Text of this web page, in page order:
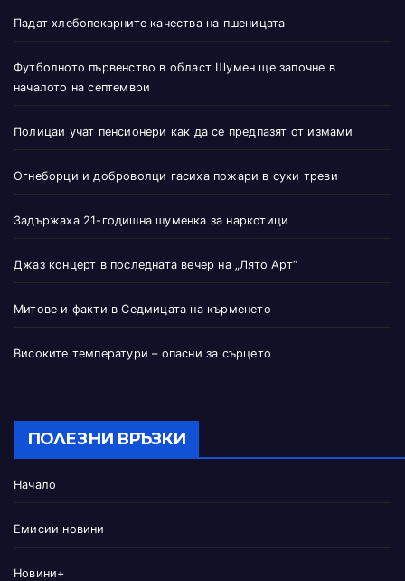
Падат хлебопекарните качества на пшеницата
Футболното първенство в област Шумен ще започне в
началото на септември
Полицаи учат пенсионери как да се предпазят от измами
Огнеборци и доброволци гасиха пожари в сухи треви
Задържаха 21-годишна шуменка за наркотици
Джаз концерт в последната вечер на „Лято Арт“
Митове и факти в Седмицата на кърменето
Високите температури – опасни за сърцето
ПОЛЕЗНИ ВРЪЗКИ
Начало
Емисии новини
Новини+